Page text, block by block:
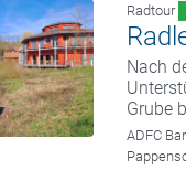
Radtour
Nach
Grube
ADFC